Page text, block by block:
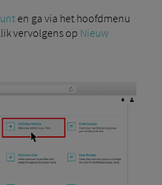
en ga via het hoofdmenu
vervolgens op Nieuw